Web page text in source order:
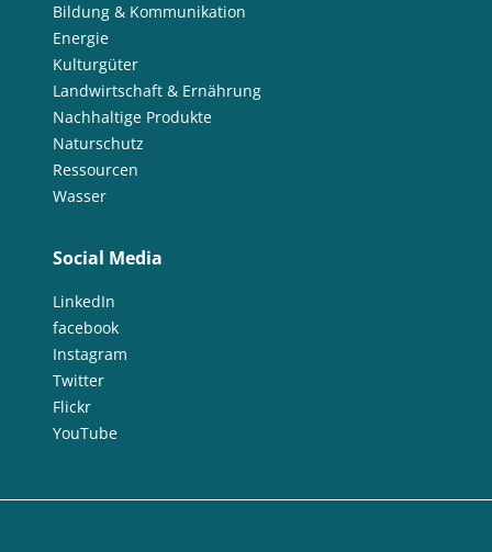
Bildung & Kommunikation
Energie
Kulturgüter
Landwirtschaft & Ernährung
Nachhaltige Produkte
Naturschutz
Ressourcen
Wasser
Social Media
LinkedIn
facebook
Instagram
Twitter
Flickr
YouTube